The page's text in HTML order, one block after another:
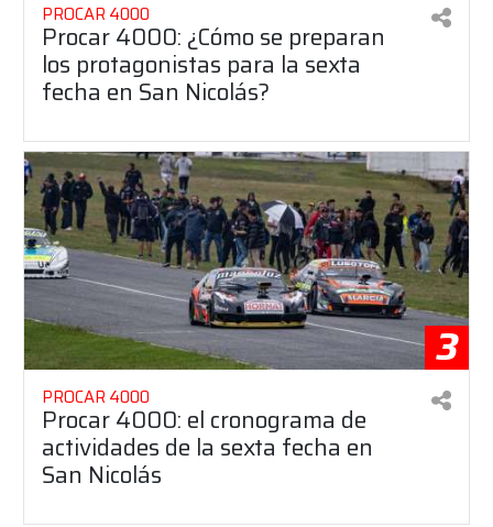
PROCAR 4000
Procar 4000: ¿Cómo se preparan
los protagonistas para la sexta
fecha en San Nicolás?
3
PROCAR 4000
Procar 4000: el cronograma de
actividades de la sexta fecha en
San Nicolás